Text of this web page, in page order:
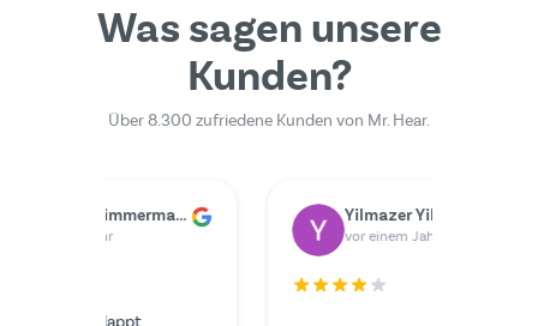
Was sagen unsere
Kunden?
Über 8.300 zufriedene Kunden von Mr. Hear.
Yilmazer Yilmazer
vor einem Jahr